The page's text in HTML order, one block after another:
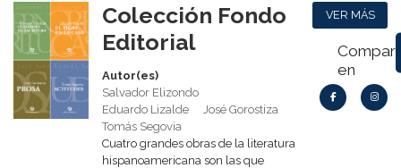
Colección Fondo
Editorial
Autor(es)
Salvador Elizondo
Eduardo Lizalde
José Gorostiza
Tomás Segovia
Cuatro grandes obras de la literatura
hispanoamericana son las que
VER MÁS
en